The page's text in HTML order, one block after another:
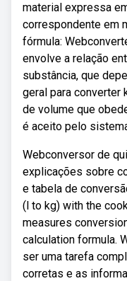
material expressa
correspondente em
fórmula:
envolve a relação
substância, que
geral para converter
de volume que
é aceito pelo
Webconversor de
explicações sobre
e tabela de
(l to kg) with the
measures
calculation formula.
ser uma tarefa
corretas e as